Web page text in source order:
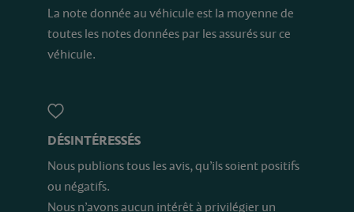
La note donnée au véhicule est la moyenne de
toutes les notes données par les assurés sur ce
véhicule.
DÉSINTÉRESSÉS
Nous publions tous les avis, qu’ils soient positifs
ou négatifs.
Nous n’avons aucun intérêt à privilégier un